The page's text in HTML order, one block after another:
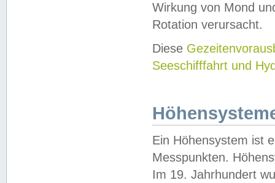
Wirkung von Mond
Rotation verursacht.
Diese
Seeschifffahrt und
Ein Höhensystem ist
Messpunkten.
Im 19. Jahrhundert